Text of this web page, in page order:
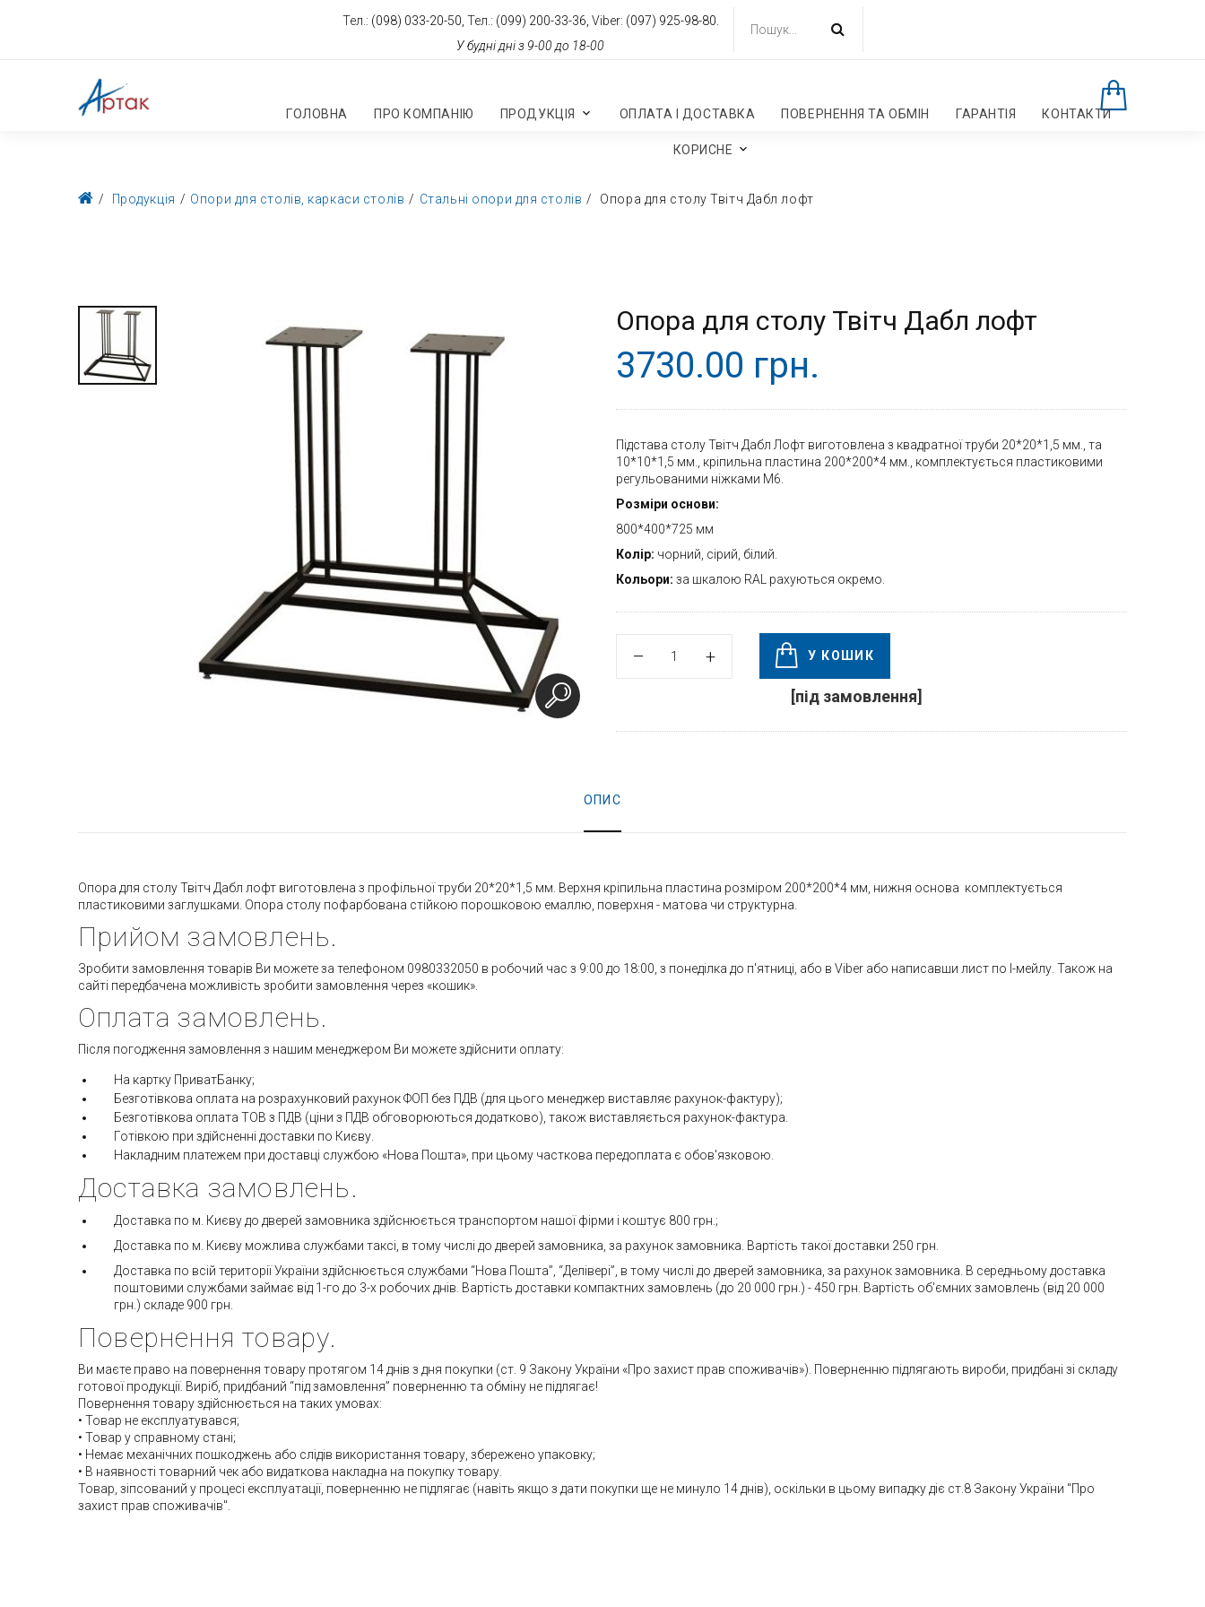
Тел.: (098) 033-20-50, Тел.: (099) 200-33-36, Viber: (097) 925-98-80.
У будні дні з 9-00 до 18-00
ГОЛОВНА ПРО КОМПАНІЮ ПРОДУКЦІЯ ОПЛАТА І ДОСТАВКА ПОВЕРНЕННЯ ТА ОБМІН ГАРАНТІЯ КОНТАКТИ
КОРИСНЕ
Продукція Опори для столів, каркаси столів Стальні опори для столів Опора для столу Твітч Дабл лофт
Опора для столу Твітч Дабл лофт
3730.00 грн.
Підстава столу Твітч Дабл Лофт виготовлена з квадратної труби 20*20*1,5 мм., та
10*10*1,5 мм., кріпильна пластина 200*200*4 мм., комплектується пластиковими
регульованими ніжками М6.
Розміри основи:
800*400*725 мм
Колір: чорний, сірий, білий.
Кольори: за шкалою RAL рахуються окремо.
У КОШИК
[під замовлення]
ОПИС
Опора для столу Твітч Дабл лофт виготовлена з профільної труби 20*20*1,5 мм. Верхня кріпильна пластина розміром 200*200*4 мм, нижня основа комплектується
пластиковими заглушками. Опора столу пофарбована стійкою порошковою емаллю, поверхня - матова чи структурна.
Прийом замовлень.
Зробити замовлення товарів Ви можете за телефоном 0980332050 в робочий час з 9:00 до 18:00, з понеділка до п'ятниці, або в Viber або написавши лист по І-мейлу. Також на
сайті передбачена можливість зробити замовлення через «кошик».
Оплата замовлень.
Після погодження замовлення з нашим менеджером Ви можете здійснити оплату:
На картку ПриватБанку;
Безготівкова оплата на розрахунковий рахунок ФОП без ПДВ (для цього менеджер виставляє рахунок-фактуру);
Безготівкова оплата ТОВ з ПДВ (ціни з ПДВ обговорюються додатково), також виставляється рахунок-фактура.
Готівкою при здійсненні доставки по Києву.
Накладним платежем при доставці службою «Нова Пошта», при цьому часткова передоплата є обов'язковою.
Доставка замовлень.
Доставка по м. Києву до дверей замовника здійснюється транспортом нашої фірми і коштує 800 грн.;
Доставка по м. Києву можлива службами таксі, в тому числі до дверей замовника, за рахунок замовника. Вартість такої доставки 250 грн.
Доставка по всій території України здійснюється службами “Нова Пошта”, “Делівері”, в тому числі до дверей замовника, за рахунок замовника. В середньому доставка
поштовими службами займає від 1-го до 3-х робочих днів. Вартість доставки компактних замовлень (до 20 000 грн.) - 450 грн. Вартість об'ємних замовлень (від 20 000
грн.) складе 900 грн.
Повернення товару.
Ви маєте право на повернення товару протягом 14 днів з дня покупки (ст. 9 Закону України «Про захист прав споживачів»). Поверненню підлягають вироби, придбані зі складу
готової продукції. Виріб, придбаний “під замовлення” поверненню та обміну не підлягає!
Повернення товару здійснюється на таких умовах:
• Товар не експлуатувався;
• Товар у справному стані;
• Немає механічних пошкоджень або слідів використання товару, збережено упаковку;
• В наявності товарний чек або видаткова накладна на покупку товару.
Товар, зіпсований у процесі експлуатації, поверненню не підлягає (навіть якщо з дати покупки ще не минуло 14 днів), оскільки в цьому випадку діє ст.8 Закону України "Про
захист прав споживачів".